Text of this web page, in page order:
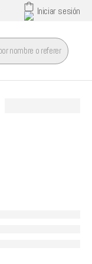
Iniciar sesión
SEARCH